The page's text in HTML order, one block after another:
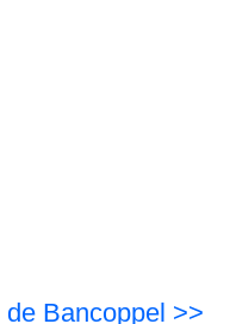
Bancoppel >>